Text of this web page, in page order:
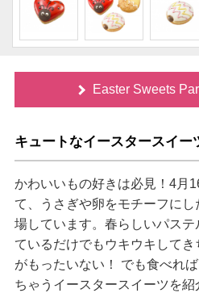
Easter Sweets
キュートなイースタースイー
かわいいもの好きは必見！4月
て、うさぎや卵をモチーフに
場しています。春らしいパス
ているだけでもウキウキして
がもったいない！ でも食べれ
ちゃうイースタースイーツを